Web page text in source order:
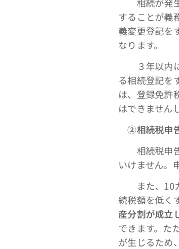
することが義
義変更登記を
なります。
３年以内に
る相続登記を
は、登録免許
はできません
➁相続税申
相続税申告
いけません。
また、10カ
続税額を低く
産分割が成立
できます。た
が生じるため